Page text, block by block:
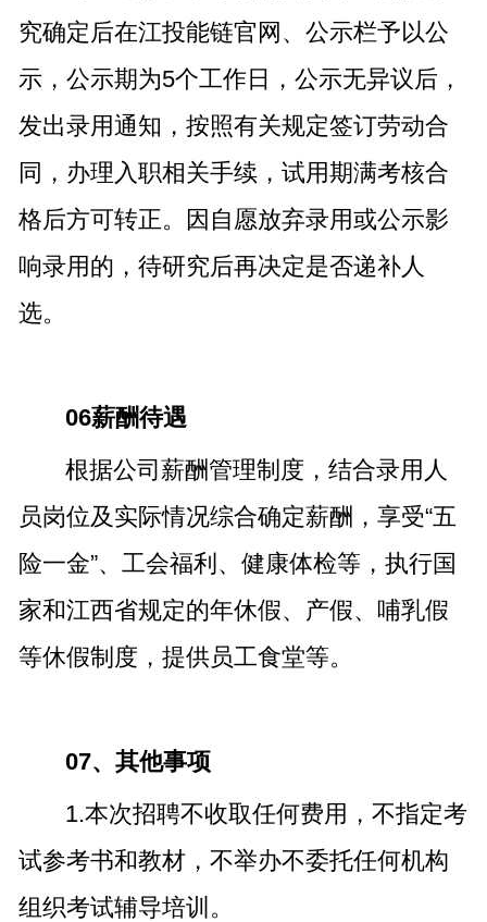
究确定后在江投能链官网、公示栏予以公
示，公示期为5个工作日，公示无异议后，
发出录用通知，按照有关规定签订劳动合
同，办理入职相关手续，试用期满考核合
格后方可转正。因自愿放弃录用或公示影
响录用的，待研究后再决定是否递补人
选。
06薪酬待遇
根据公司薪酬管理制度，结合录用人
员岗位及实际情况综合确定薪酬，享受“五
险一金”、工会福利、健康体检等，执行国
家和江西省规定的年休假、产假、哺乳假
等休假制度，提供员工食堂等。
07、其他事项
1.本次招聘不收取任何费用，不指定考
试参考书和教材，不举办不委托任何机构
组织考试辅导培训。